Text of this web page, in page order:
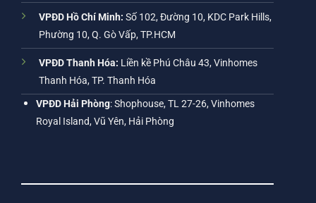
VPĐD Hồ Chí Minh: Số 102, Đường 10, KDC Park Hills,
Phường 10, Q. Gò Vấp, TP.HCM
VPĐD Thanh Hóa: Liền kề Phú Châu 43, Vinhomes
Thanh Hóa, TP. Thanh Hóa
VPĐD Hải Phòng: Shophouse, TL 27-26, Vinhomes
Royal Island, Vũ Yên, Hải Phòng